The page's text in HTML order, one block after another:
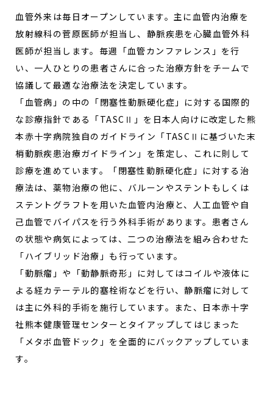
血管外来は毎日オープンしています。主に血管内治療を
放射線科の菅原医師が担当し、静脈疾患を心臓血管外科
医師が担当します。毎週「血管カンファレンス」を行
い、一人ひとりの患者さんに合った治療方針をチームで
協議して最適な治療法を決定しています。
「血管病」の中の「閉塞性動脈硬化症」に対する国際的
な診療指針である「TASCⅡ」を日本人向けに改定した熊
本赤十字病院独自のガイドライン「TASCⅡに基づいた末
梢動脈疾患治療ガイドライン」を策定し、これに則して
診療を進めています。「閉塞性動脈硬化症」に対する治
療法は、薬物治療の他に、バルーンやステントもしくは
ステントグラフトを用いた血管内治療と、人工血管や自
己血管でバイパスを行う外科手術があります。患者さん
の状態や病気によっては、二つの治療法を組み合わせた
「ハイブリッド治療」も行っています。
「動脈瘤」や「動静脈奇形」に対してはコイルや液体に
よる経カテーテル的塞栓術などを行い、静脈瘤に対して
は主に外科的手術を施行しています。また、日本赤十字
社熊本健康管理センターとタイアップしてはじまった
「メタボ血管ドック」を全面的にバックアップしていま
す。